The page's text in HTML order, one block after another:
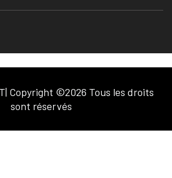
Copyright ©2026 Tous les droits
sont réservés